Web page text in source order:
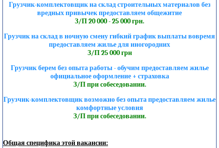
Грузчик-комплектовщик на склад строительных материалов без
вредных привычек предоставляем общежитие
З/П 20 000 - 25 000 грн.
Грузчик на склад в ночную смену гибкий график выплаты вовремя
предоставляем жилье для иногородних
З/П 25 000 грн
Грузчик берем без опыта работы - обучим предоставляем жилье
официальное оформление + страховка
З/П при собеседовании.
Грузчик-комплектовщик возможно без опыта предоставляем жилье
комфортные условия
З/П при собеседовании.
Общая специфика этой вакансии: